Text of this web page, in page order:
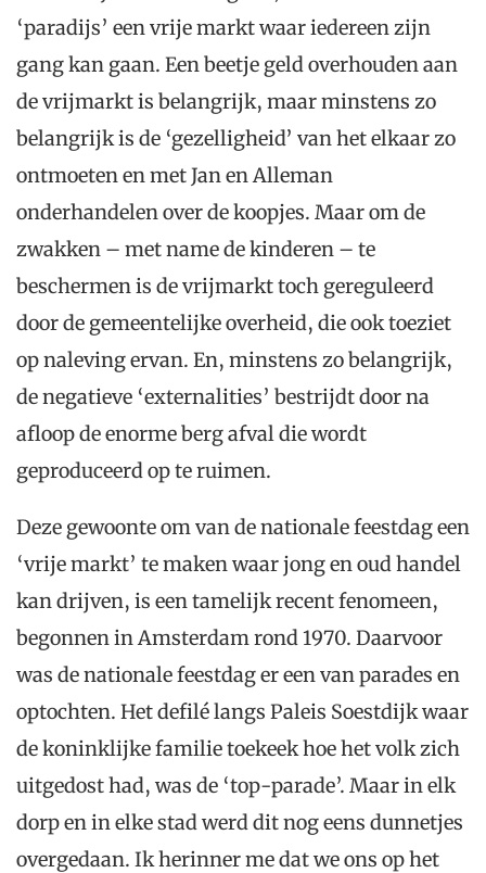
‘paradijs’ een vrije markt waar iedereen zijn
gang kan gaan. Een beetje geld overhouden aan
de vrijmarkt is belangrijk, maar minstens zo
belangrijk is de ‘gezelligheid’ van het elkaar zo
ontmoeten en met Jan en Alleman
onderhandelen over de koopjes. Maar om de
zwakken – met name de kinderen – te
beschermen is de vrijmarkt toch gereguleerd
door de gemeentelijke overheid, die ook toeziet
op naleving ervan. En, minstens zo belangrijk,
de negatieve ‘externalities’ bestrijdt door na
afloop de enorme berg afval die wordt
geproduceerd op te ruimen.
Deze gewoonte om van de nationale feestdag een
‘vrije markt’ te maken waar jong en oud handel
kan drijven, is een tamelijk recent fenomeen,
begonnen in Amsterdam rond 1970. Daarvoor
was de nationale feestdag er een van parades en
optochten. Het defilé langs Paleis Soestdijk waar
de koninklijke familie toekeek hoe het volk zich
uitgedost had, was de ‘top-parade’. Maar in elk
dorp en in elke stad werd dit nog eens dunnetjes
overgedaan. Ik herinner me dat we ons op het